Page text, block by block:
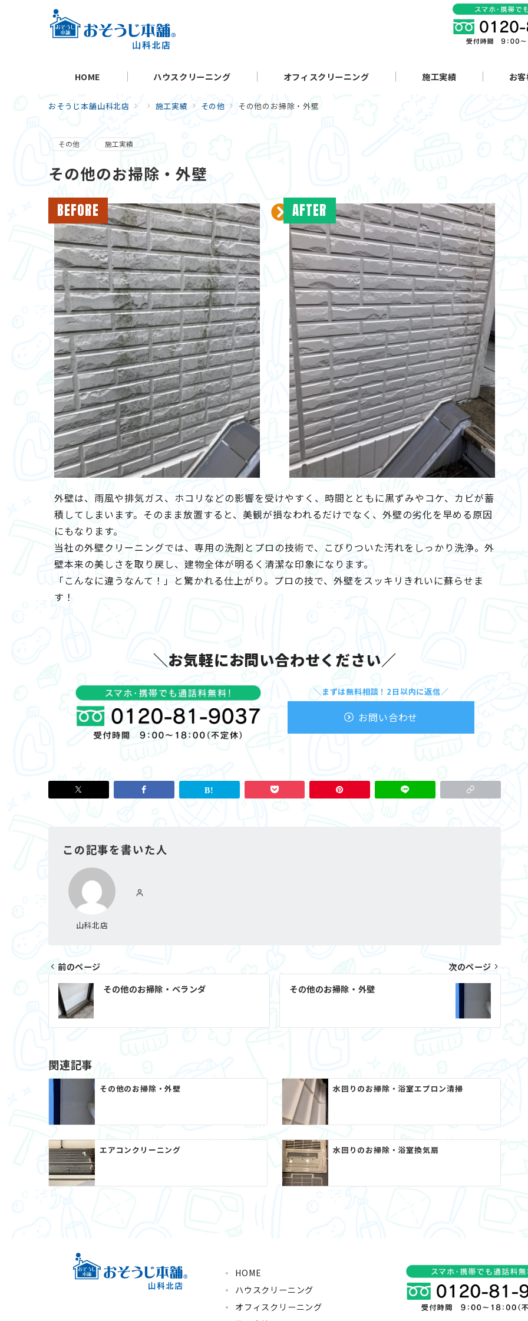
HOME ハウスクリーニング オフィスクリーニング 施工実績 お
おそうじ本舗山科北店 施工実績 その他 その他のお掃除・外壁
その他 施工実績
その他のお掃除・外壁
BEFORE AFTER
外壁は、雨風や排気ガス、ホコリなどの影響を受けやすく、時間とともに黒ずみやコケ、カビが蓄
積してしまいます。そのまま放置すると、美観が損なわれるだけでなく、外壁の劣化を早める原因
にもなります。
当社の外壁クリーニングでは、専用の洗剤とプロの技術で、こびりついた汚れをしっかり洗浄。外
壁本来の美しさを取り戻し、建物全体が明るく清潔な印象になります。
「こんなに違うなんて！」と驚かれる仕上がり。プロの技で、外壁をスッキリきれいに蘇らせま
す！
＼お気軽にお問い合わせください／
＼まずは無料相談！2日以内に返信／
お問い合わせ
この記事を書いた人
山科北店
前のページ
その他のお掃除・ベランダ
次のページ
その他のお掃除・外壁
関連記事
その他のお掃除・外壁 水回りのお掃除・浴室エプロン清掃
エアコンクリーニング 水回りのお掃除・浴室換気扇
HOME
ハウスクリーニング
オフィスクリーニング